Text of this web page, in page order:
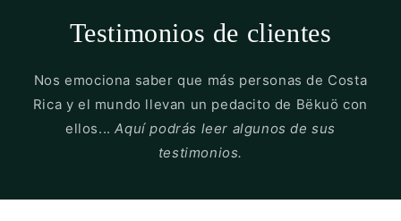
Testimonios de clientes
Nos emociona saber que más personas de Costa
Rica y el mundo llevan un pedacito de Bëkuö con
ellos...Aquí podrás leer algunos de sus
testimonios.